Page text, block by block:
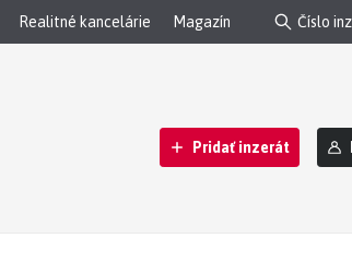
Realitné kancelárie Magazín
Pridať inzerát